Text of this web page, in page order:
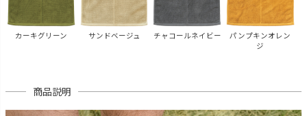
カーキグリーン サンドベージュ チャコールネイビー
パンプキンオレン
ジ
商品説明